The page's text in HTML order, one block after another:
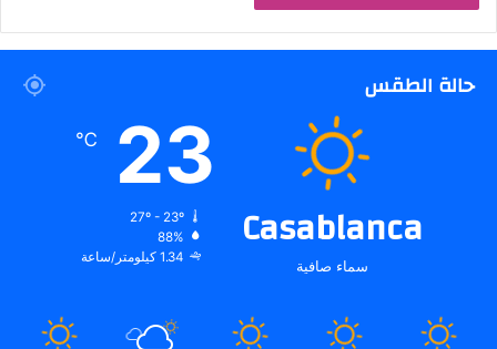
حالة الطقس
Casablanca
سماء صافية
23
℃
27º - 23º
88%
1.34 كيلومتر/ساعة